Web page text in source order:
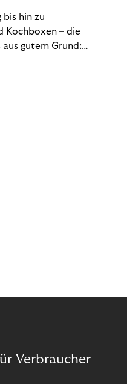
bis hin zu
Kochboxen – die
gutem Grund:
Produkte und
Verbraucher